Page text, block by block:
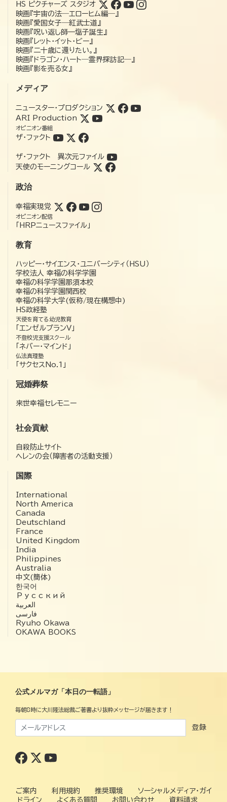
HS ピクチャーズ スタジオ
映画『宇宙の法―エローヒム編―』
映画『愛国女子―紅武士道』
映画『呪い返し師—塩子誕生』
映画『レット・イット・ビー』
映画『二十歳に還りたい。』
映画『ドラゴン・ハート―霊界探訪記―』
映画『影を売る女』
メディア
ニュースター・プロダクション
ARI Production
オピニオン番組
ザ・ファクト
ザ・ファクト 異次元ファイル
天使のモーニングコール
政治
幸福実現党
オピニオン配信
「HRPニュースファイル」
教育
ハッピー・サイエンス・ユニバーシティ（HSU）
学校法人 幸福の科学学園
幸福の科学学園那須本校
幸福の科学学園関西校
幸福の科学大学(仮称/現在構想中)
HS政経塾
天使を育てる幼児教育
「エンゼルプランV」
不登校児支援スクール
「ネバー・マインド」
仏法真理塾
「サクセスNo.1」
冠婚葬祭
来世幸福セレモニー
社会貢献
自殺防止サイト
ヘレンの会（障害者の活動支援）
国際
International
North America
Canada
Deutschland
France
United Kingdom
India
Philippines
Australia
中文(簡体)
한국어
Русский
العربية‏
فارسی
Ryuho Okawa
OKAWA BOOKS
公式メルマガ「本日の一転語」
毎朝8時に大川隆法総裁ご著書より抜粋メッセージが届きます！
登録
ご案内 利用規約 推奨環境
ソーシャルメディア・ガイ
ドライン
よくある質問 お問い合わせ 資料請求